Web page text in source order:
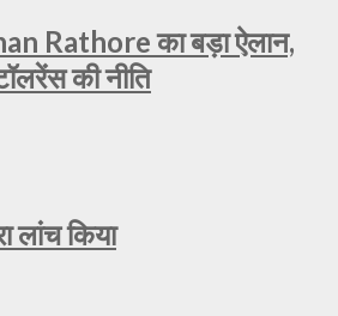
Rathore का बड़ा ऐलान,
की नीति
लांच किया